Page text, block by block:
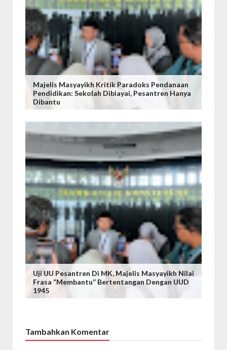
Majelis Masyayikh Kritik Paradoks Pendanaan
Pendidikan: Sekolah Dibiayai, Pesantren Hanya
Dibantu
Uji UU Pesantren Di MK, Majelis Masyayikh Nilai
Frasa “Membantu” Bertentangan Dengan UUD
1945
Tambahkan Komentar